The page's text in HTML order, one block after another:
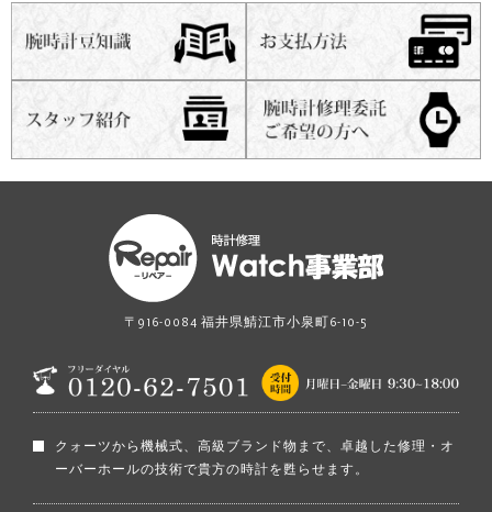
〒916-0084 福井県鯖江市小泉町6-10-5
クォーツから機械式、高級ブランド物まで、卓越した修理・オ
ーバーホールの技術で貴方の時計を甦らせます。